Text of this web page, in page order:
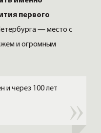
первого
— место с
и огромным
и через 100 лет